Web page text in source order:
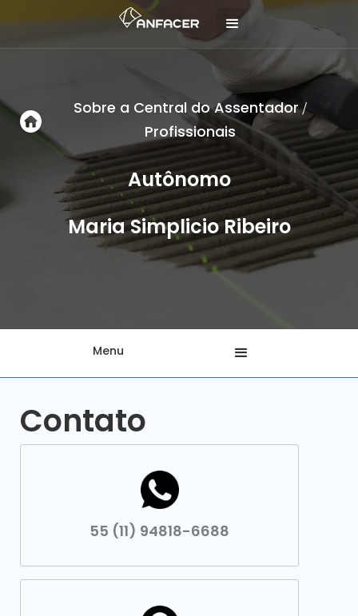
Sobre a Central do Assentador/
Profissionais
Autônomo
Maria Simplicio Ribeiro
Menu
Contato
55 (11) 94818-6688